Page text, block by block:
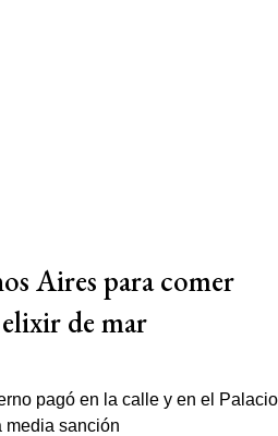
Aires para comer
de mar